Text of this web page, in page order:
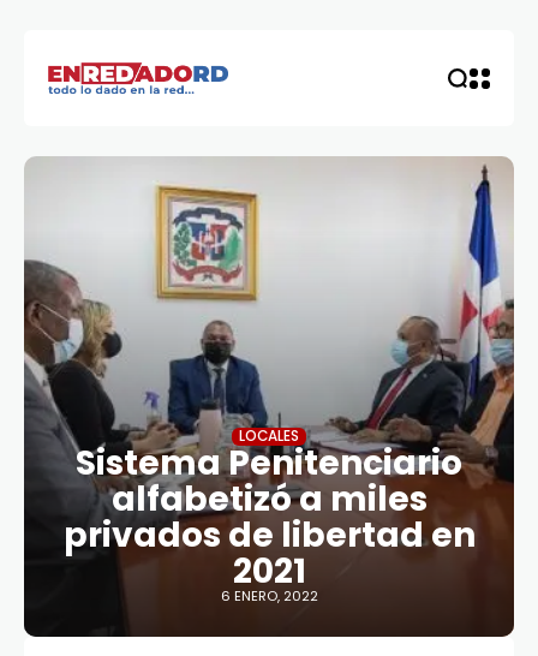
LOCALES
Sistema Penitenciario
alfabetizó a miles
privados de libertad en
2021
6 ENERO, 2022